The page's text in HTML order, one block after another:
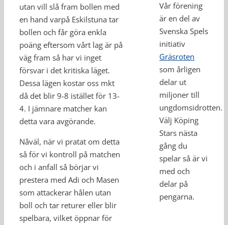
utan vill slå fram bollen med
en hand varpå Eskilstuna tar
bollen och får göra enkla
poäng eftersom vårt lag är på
väg fram så har vi inget
försvar i det kritiska läget.
Dessa lägen kostar oss mkt
då det blir 9-8 istället för 13-
4. I jämnare matcher kan
detta vara avgörande.
Nåväl, när vi pratat om detta
så för vi kontroll på matchen
och i anfall så börjar vi
prestera med Adi och Masen
som attackerar hålen utan
boll och tar returer eller blir
spelbara, vilket öppnar för
Vår förening
är en del av
Svenska Spels
initiativ
Gräsroten
som årligen
delar ut
miljoner till
ungdomsidrotten.
Välj Köping
Stars nästa
gång du
spelar så är vi
med och
delar på
pengarna.